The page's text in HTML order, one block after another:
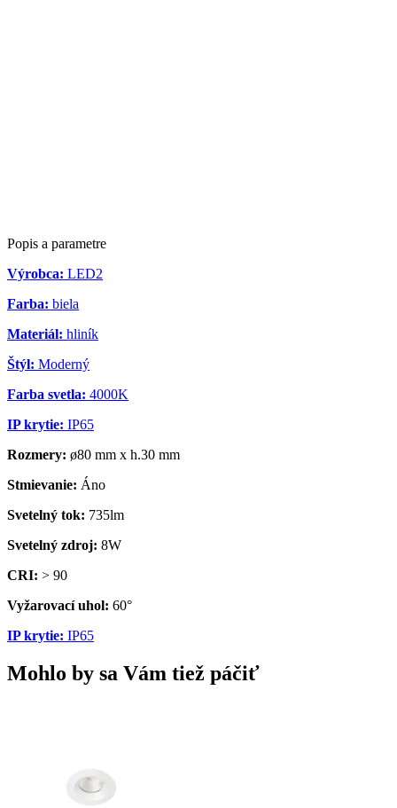
Popis a parametre
Výrobca: LED2
Farba: biela
Materiál: hliník
Štýl: Moderný
Farba svetla: 4000K
IP krytie: IP65
Rozmery: ø80 mm x h.30 mm
Stmievanie: Áno
Svetelný tok: 735lm
Svetelný zdroj: 8W
CRI: > 90
Vyžarovací uhol: 60°
IP krytie: IP65
Mohlo by sa Vám tiež páčiť